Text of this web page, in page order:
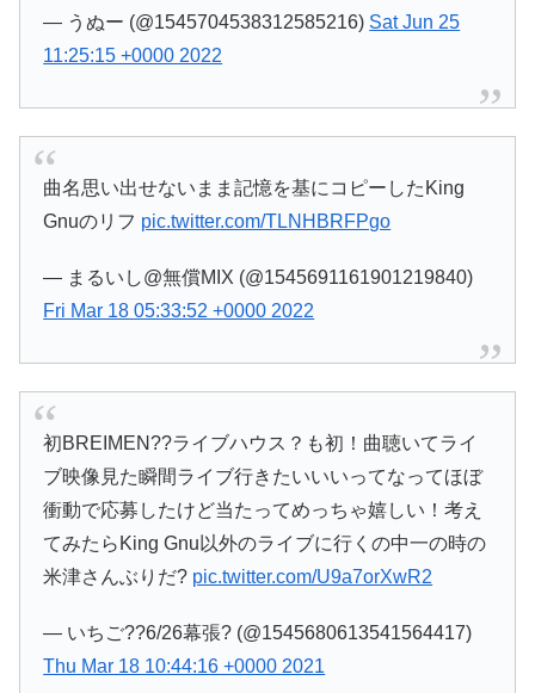
— うぬー (@1545704538312585216) Sat Jun 25
11:25:15 +0000 2022
曲名思い出せないまま記憶を基にコピーしたKing
Gnuのリフ pic.twitter.com/TLNHBRFPgo
— まるいし@無償MIX (@1545691161901219840)
Fri Mar 18 05:33:52 +0000 2022
初BREIMEN??ライブハウス？も初！曲聴いてライ
ブ映像見た瞬間ライブ行きたいいいってなってほぼ
衝動で応募したけど当たってめっちゃ嬉しい！考え
てみたらKing Gnu以外のライブに行くの中一の時の
米津さんぶりだ? pic.twitter.com/U9a7orXwR2
— いちご??6/26幕張? (@1545680613541564417)
Thu Mar 18 10:44:16 +0000 2021